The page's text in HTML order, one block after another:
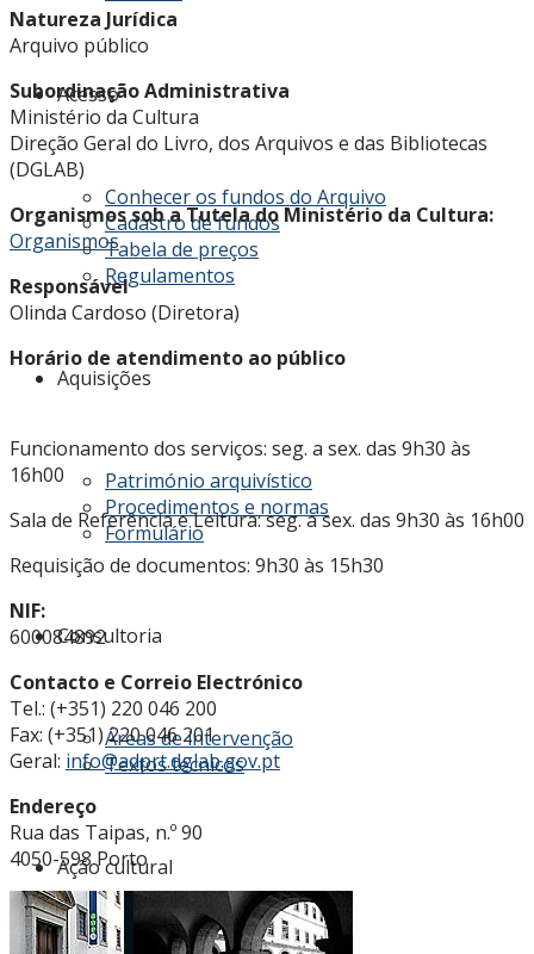
Acesso
Conhecer os fundos do Arquivo
Cadastro de fundos
Tabela de preços
Regulamentos
Aquisições
Património arquivístico
Procedimentos e normas
Formulário
Consultoria
Áreas de intervenção
Textos técnicos
Ação cultural
Natureza Jurídica
Arquivo público
Subordinação Administrativa
Ministério da Cultura
Direção Geral do Livro, dos Arquivos e das Bibliotecas
(DGLAB)
Organismos sob a Tutela do Ministério da Cultura:
Organismos
Responsável
Olinda Cardoso (Diretora)
Horário de atendimento ao público
Funcionamento dos serviços: seg. a sex. das 9h30 às
16h00
Sala de Referência e Leitura: seg. a sex. das 9h30 às 16h00
Requisição de documentos: 9h30 às 15h30
NIF:
600084892
Contacto e Correio Electrónico
Tel.: (+351) 220 046 200
Fax: (+351) 220 046 201
Geral: info@adprt.dglab.gov.pt
Endereço
Rua das Taipas, n.º 90
4050-598 Porto